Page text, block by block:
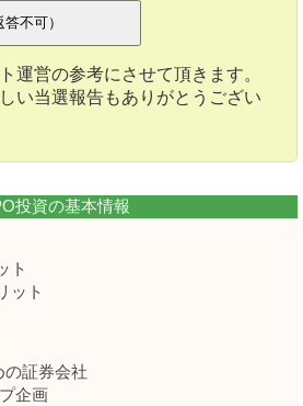
運営の参考にさせて頂きます。
い当選報告もありがとうござい
投資の基本情報
ト
ット
の証券会社
企画